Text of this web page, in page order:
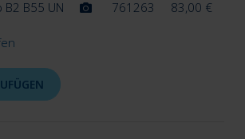
B2 B55 UN 761263 83,00 €